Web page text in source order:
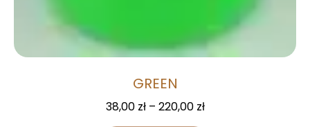
GREEN
38,00 zł – 220,00 zł